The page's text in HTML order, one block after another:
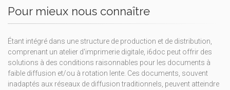
Pour mieux nous connaître
Étant intégré dans une structure de production et de distribution,
comprenant un atelier d'imprimerie digitale, i6doc peut offrir des
solutions à des conditions raisonnables pour les documents à
faible diffusion et/ou à rotation lente. Ces documents, souvent
inadaptés aux réseaux de diffusion traditionnels, peuvent atteindre